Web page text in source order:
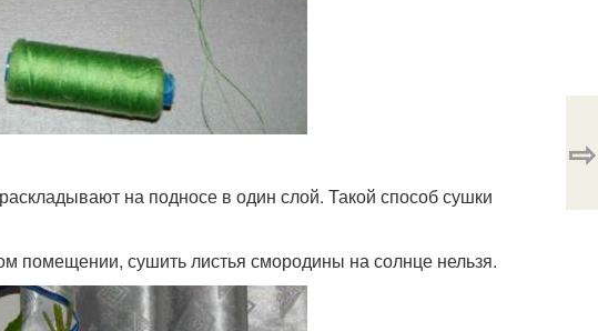
на подносе в один слой. Такой способ сушки
помещении, сушить листья смородины на солнце нельзя.
⇨